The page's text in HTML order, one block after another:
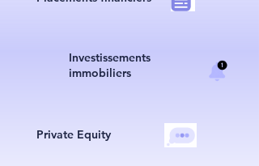
Investissements
immobiliers
Private Equity